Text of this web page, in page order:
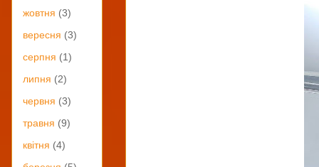
жовтня (3)
вересня (3)
серпня (1)
липня (2)
червня (3)
травня (9)
квітня (4)